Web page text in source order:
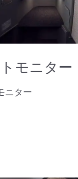
モニター
ニター